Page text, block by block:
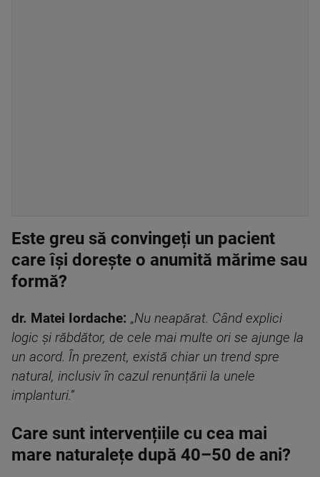
Este greu să convingeți un pacient
care își dorește o anumită mărime sau
formă?
dr. Matei Iordache: „Nu neapărat. Când explici
logic și răbdător, de cele mai multe ori se ajunge la
un acord. În prezent, există chiar un trend spre
natural, inclusiv în cazul renunțării la unele
implanturi.”
Care sunt intervențiile cu cea mai
mare naturalețe după 40–50 de ani?